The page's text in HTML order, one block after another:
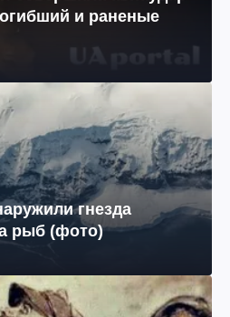
и раненые
гнезда
рыб (фото)